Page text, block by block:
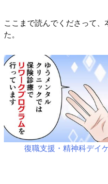
ここまで読んでくださって
た。
復職支援・精神科デイ